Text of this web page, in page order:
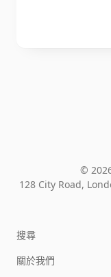
©
128 City Road,
搜尋
關於我們